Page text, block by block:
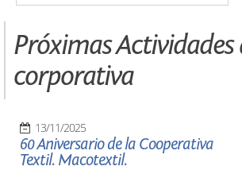
Próximas Actividades
corporativa
13/11/2025
60 Aniversario de la Cooperativa
Textil. Macotextil.